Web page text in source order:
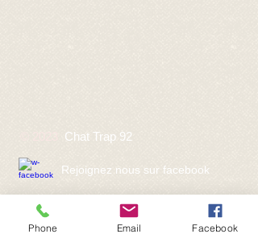
Chat Trap 92
Rejoignez nous sur facebook
Phone Email Facebook